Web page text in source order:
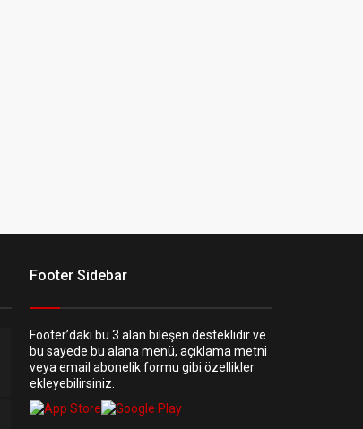
Footer Sidebar
Footer’daki bu 3 alan bileşen desteklidir ve
bu sayede bu alana menü, açıklama metni
veya email abonelik formu gibi özellikler
ekleyebilirsiniz.